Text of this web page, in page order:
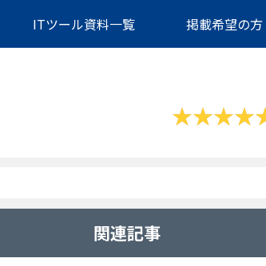
ITツール資料一覧 掲載希望の方
関連記事